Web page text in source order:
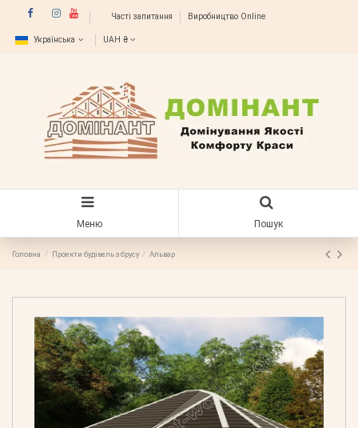
Часті запитання Виробництво Online
Українська UAH ₴
Меню Пошук
Головна Проекти будівель з брусу Альвар